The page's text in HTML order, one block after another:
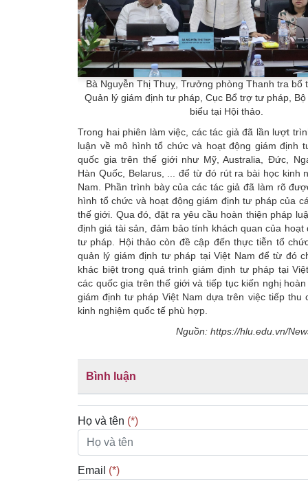
Bà Nguyễn Thị Thuỵ, Trưởng phòng Thanh tra bổ
Quản lý giám định tư pháp, Cục Bổ trợ tư pháp,
biểu tại Hội thảo.
Trong hai phiên làm việc, các tác giả đã lần lượt
luận về mô hình tổ chức và hoạt động giám định
quốc gia trên thế giới như Mỹ, Australia, Đức,
Hàn Quốc, Belarus, ... để từ đó rút ra bài học kinh
Nam. Phần trình bày của các tác giả đã làm rõ
hình tổ chức và hoạt động giám định tư pháp của
thế giới. Qua đó, đặt ra yêu cầu hoàn thiện pháp
định giá tài sản, đảm bảo tính khách quan của hoạt
tư pháp. Hội thảo còn đề cập đến thực tiễn tổ
quản lý giám định tư pháp tại Việt Nam để từ đó
khác biệt trong quá trình giám định tư pháp tại
các quốc gia trên thế giới và tiếp tục kiến nghị
giám định tư pháp Việt Nam dựa trên việc tiếp thu
kinh nghiệm quốc tế phù hợp.
Nguồn: https://hlu.edu.vn/
Bình luận
Họ và tên (*)
Email (*)